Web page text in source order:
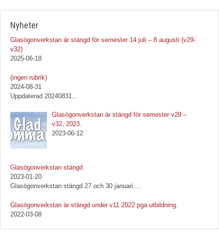
Nyheter
Glasögonverkstan är stängd för semester 14 juli – 8 augusti (v29-
v32)
2025-06-18
(ingen rubrik)Inlägg
2024-08-31
Uppdaterad 20240831
Glasögonverkstan är stängd för semester v29 –
v32, 2023.
2023-06-12
Glasögonverkstan stängd
2023-01-20
Glasögonverkstan stängd 27 och 30 januari....
Glasögonverkstan är stängd under v11 2022 pga utbildning.
2022-03-08